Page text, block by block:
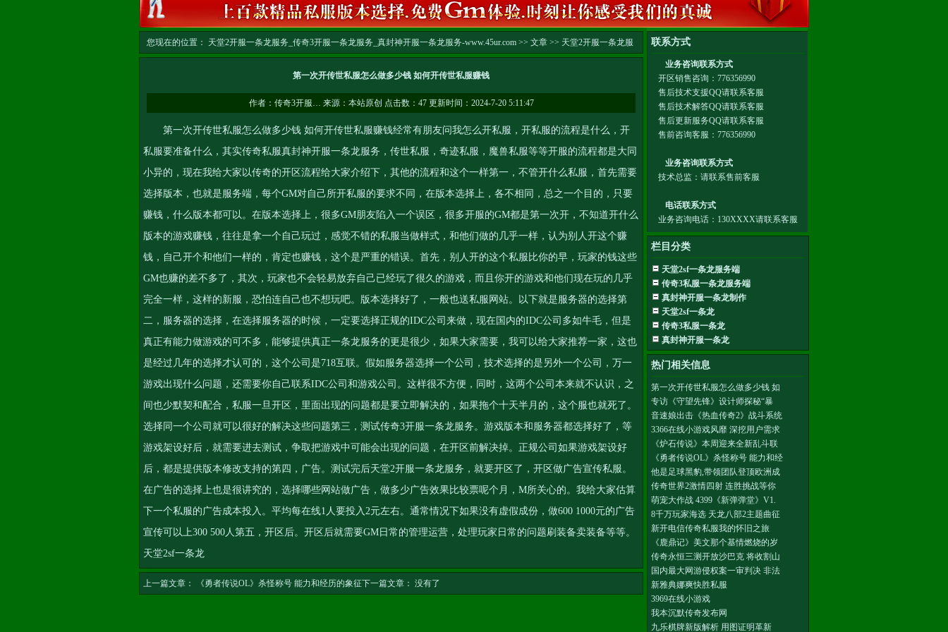
您现在的位置： 天堂2开服一条龙服务_传奇3开服一条龙服务_真封神开服一条龙服务-www.45ur.com >> 文章 >> 天堂2开服一条龙服
第一次开传世私服怎么做多少钱 如何开传世私服赚钱
作者： 传奇3开服… 来源：本站原创 点击数： 47 更新时间：2024-7-20 5:11:47
第一次开传世私服怎么做多少钱 如何开传世私服赚钱经常有朋友问我怎么开私服，开私服的流程是什么，开
私服要准备什么，其实传奇私服真封神开服一条龙服务 ，传世私服，奇迹私服，魔兽私服等等开服的流程都是大同
小异的，现在我给大家以传奇的开区流程给大家介绍下，其他的流程和这个一样第一，不管开什么私服，首先需要
选择版本，也就是服务端，每个GM对自己所开私服的要求不同，在版本选择上，各不相同，总之一个目的，只要
赚钱，什么版本都可以。在版本选择上，很多GM朋友陷入一个误区，很多开服的GM都是第一次开，不知道开什么
版本的游戏赚钱，往往是拿一个自己玩过，感觉不错的私服当做样式，和他们做的几乎一样，认为别人开这个赚
钱，自己开个和他们一样的，肯定也赚钱，这个是严重的错误。首先，别人开的这个私服比你的早，玩家的钱这些
GM也赚的差不多了，其次，玩家也不会轻易放弃自己已经玩了很久的游戏，而且你开的游戏和他们现在玩的几乎
完全一样，这样的新服，恐怕连自己也不想玩吧。版本选择好了，一般也送私服网站。以下就是服务器的选择第
二，服务器的选择，在选择服务器的时候，一定要选择正规的IDC公司来做，现在国内的IDC公司多如牛毛，但是
真正有能力做游戏的可不多，能够提供真正一条龙服务的更是很少，如果大家需要，我可以给大家推荐一家，这也
是经过几年的选择才认可的，这个公司是718互联。假如服务器选择一个公司，技术选择的是另外一个公司，万一
游戏出现什么问题，还需要你自己联系IDC公司和游戏公司。这样很不方便，同时，这两个公司本来就不认识，之
间也少默契和配合，私服一旦开区，里面出现的问题都是要立即解决的，如果拖个十天半月的，这个服也就死了。
选择同一个公司就可以很好的解决这些问题第三，测试传奇3开服一条龙服务。游戏版本和服务器都选择好了，等
游戏架设好后，就需要进去测试，争取把游戏中可能会出现的问题，在开区前解决掉。正规公司如果游戏架设好
后，都是提供版本修改支持的第四，广告。测试完后天堂2开服一条龙服务 ，就要开区了，开区做广告宣传私服。
在广告的选择上也是很讲究的，选择哪些网站做广告，做多少广告效果比较票呢个月，M所关心的。我给大家估算
下一个私服的广告成本投入。平均每在线1人要投入2元左右。通常情况下如果没有虚假成份，做600 1000元的广告
宣传可以上300 500人第五，开区后。开区后就需要GM日常的管理运营，处理玩家日常的问题刷装备卖装备等等。
天堂2sf一条龙
上一篇文章： 《勇者传说OL》杀怪称号 能力和经历的象征下一篇文章： 没有了
栏目分类
天堂2sf一条龙服务端
传奇3私服一条龙服务端
真封神开服一条龙制作
天堂2sf一条龙
传奇3私服一条龙
真封神开服一条龙
热门相关信息
第一次开传世私服怎么做多少钱 如
专访《守望先锋》设计师探秘“暴
音速娘出击《热血传奇2》战斗系统
3366在线小游戏风靡 深挖用户需求
《炉石传说》本周迎来全新乱斗联
《勇者传说OL》杀怪称号 能力和经
他是足球黑豹,带领团队登顶欧洲成
传奇世界2激情四射 连胜挑战等你
萌宠大作战 4399《新弹弹堂》V1.
8千万玩家海选 天龙八部2主题曲征
新开电信传奇私服我的怀旧之旅
《鹿鼎记》美文那个基情燃烧的岁
传奇永恒三测开放沙巴克 将收割山
国内最大网游侵权案一审判决 非法
新雅典娜爽快胜私服
3969在线小游戏
我本沉默传奇发布网
九乐棋牌新版解析 用图证明革新